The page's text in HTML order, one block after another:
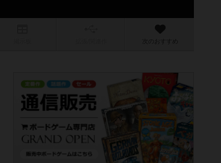
次のおすすめ